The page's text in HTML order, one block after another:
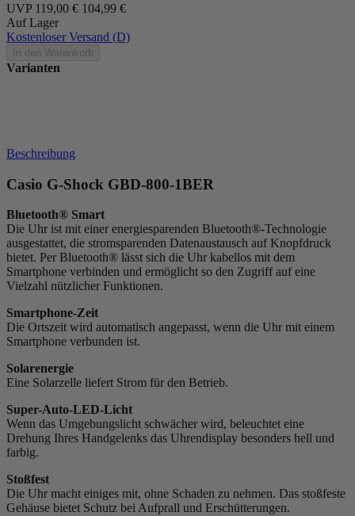
UVP 119,00 € 104,99 €
Auf Lager
Kostenloser Versand (D)
In den Warenkorb
Varianten
Beschreibung
Casio G-Shock GBD-800-1BER
Bluetooth® Smart
Die Uhr ist mit einer energiesparenden Bluetooth®-Technologie
ausgestattet, die stromsparenden Datenaustausch auf Knopfdruck
bietet. Per Bluetooth® lässt sich die Uhr kabellos mit dem
Smartphone verbinden und ermöglicht so den Zugriff auf eine
Vielzahl nützlicher Funktionen.
Smartphone-Zeit
Die Ortszeit wird automatisch angepasst, wenn die Uhr mit einem
Smartphone verbunden ist.
Solarenergie
Eine Solarzelle liefert Strom für den Betrieb.
Super-Auto-LED-Licht
Wenn das Umgebungslicht schwächer wird, beleuchtet eine
Drehung Ihres Handgelenks das Uhrendisplay besonders hell und
farbig.
Stoßfest
Die Uhr macht einiges mit, ohne Schaden zu nehmen. Das stoßfeste
Gehäuse bietet Schutz bei Aufprall und Erschütterungen.